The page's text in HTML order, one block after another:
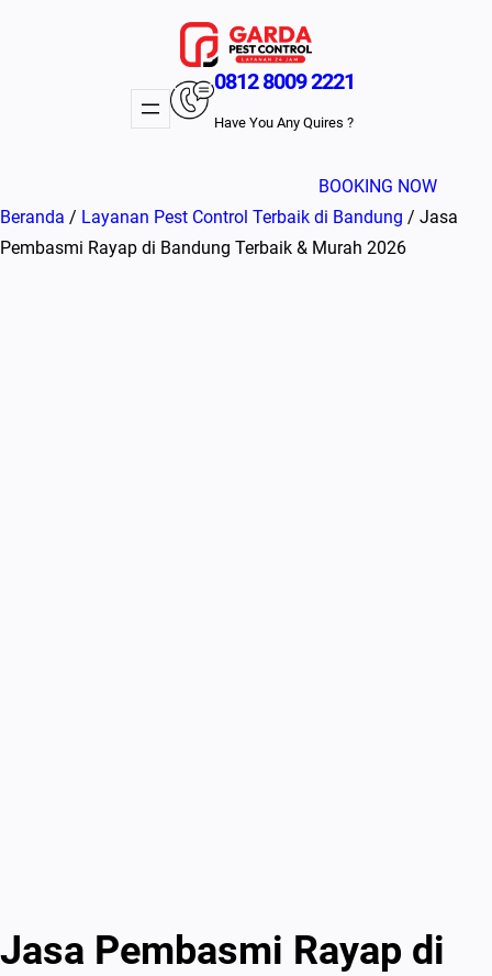
0812 8009 2221
Have You Any Quires ?
BOOKING NOW
Beranda / Layanan Pest Control Terbaik di Bandung / Jasa
Pembasmi Rayap di Bandung Terbaik & Murah 2026
Jasa Pembasmi Rayap di